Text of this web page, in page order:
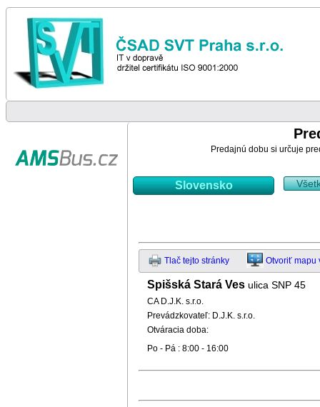
Predajnú dobu si určuje
Slovensko
Tlač tejto stránky Otvoriť mapu
Spišská Stará Ves ulica SNP 45
CA D.J.K. s.r.o.
Prevádzkovateľ: D.J.K. s.r.o.
Otváracia doba:
Po - Pá : 8:00 - 16:00